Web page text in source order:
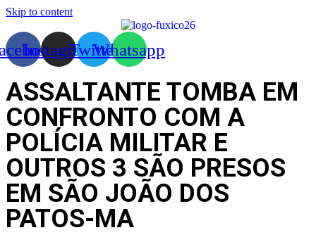
Skip to content
InstagramTwitterWhatsapp
ASSALTANTE TOMBA EM
CONFRONTO COM A
POLÍCIA MILITAR E
OUTROS 3 SÃO PRESOS
EM SÃO JOÃO DOS
PATOS-MA